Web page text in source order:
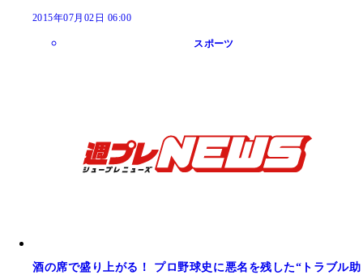
2015年07月02日 06:00
スポーツ
酒の席で盛り上がる！ プロ野球史に悪名を残した“トラブル助